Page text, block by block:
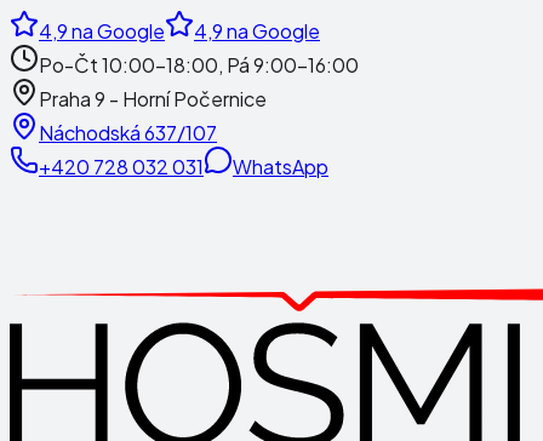
4,9na Google 4,9na Google
Po-Čt 10:00-18:00, Pá 9:00-16:00
Praha 9 - Horní Počernice
Náchodská 637/107
+420 728 032 031
WhatsApp